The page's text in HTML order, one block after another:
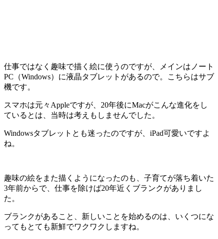
仕事ではなく趣味で描く絵に使うのですが、メインはノート
PC（Windows）に液晶タブレットがあるので。こちらはサブ
機です。
スマホは元々Appleですが、20年後にMacがこんな進化をし
ているとは、当時は考えもしませんでした。
Windowsタブレットとも迷ったのですが、iPad可愛いですよ
ね。
趣味の絵をまた描くようになったのも、子育てが落ち着いた
3年前からで、仕事を除けば20年近くブランクがありまし
た。
ブランクがあること、新しいことを始めるのは、いくつにな
ってもとても新鮮でワクワクしますね。